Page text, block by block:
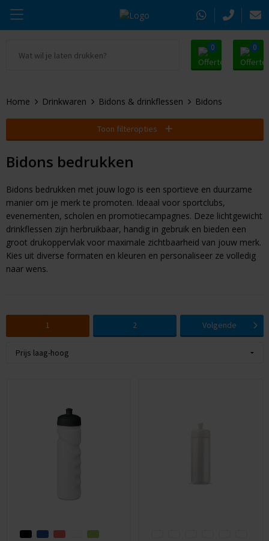
0 0
Drinkwaren
Kleding & Textiel
Tassen & Reizen
Elektronica & Gadgets
Beurs & Event
Sleutelhangers & Tools
Outdoor & Vrije Tijd
Paraplu's
Alle promosnoepje
Zomer
Kerst
Eindejaarsgeschenken
Alle geefmomenten
Thule
Alle merken
Home Drinkwaren Bidons & drinkflessen Bidons
Toon filteropties
Bidons bedrukken
Bidons bedrukken met jouw logo is een sportieve en duurzame
manier om je merk te promoten. Ideaal voor sportclubs,
evenementen, scholen en promotiecampagnes. Deze lichtgewicht
drinkflessen zijn herbruikbaar, handig in gebruik en bieden een
groot drukoppervlak voor maximale zichtbaarheid van jouw merk.
Kies uit diverse formaten en kleuren en personaliseer ze volledig
naar wens.
1 2 Volgende